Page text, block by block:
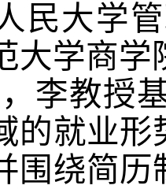
民大学
大学商
李教授
的就业
围绕简